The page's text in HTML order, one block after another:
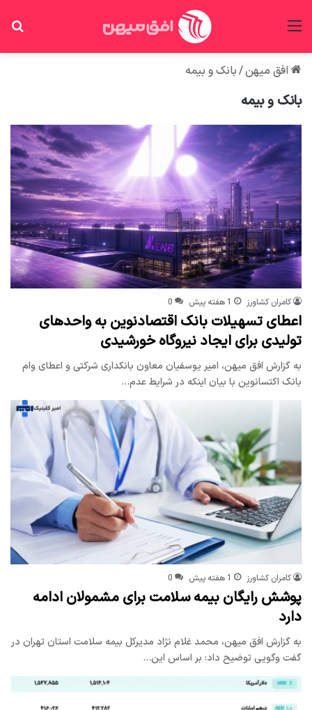
افق میهن/بانک و بیمه
بانک و بیمه
کامران کشاورز 1 هفته پیش 0
اعطای تسهیلات بانک اقتصادنوین به واحدهای
تولیدی برای ایجاد نیروگاه خورشیدی
به گزارش افق میهن، امیر یوسفیان معاون بانکداری شرکتی و اعطای وام
بانک اکتسانوین با بیان اینکه در شرایط عدم…
کامران کشاورز 1 هفته پیش 0
پوشش رایگان بیمه سلامت برای مشمولان ادامه
دارد
به گزارش افق میهن، محمد غلام نژاد مدیرکل بیمه سلامت استان تهران در
گفت وگویی توضیح داد: بر اساس این…